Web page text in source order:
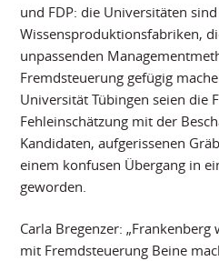
und FDP: die Universitäten
Wissensproduktionsfabriken,
unpassenden
Fremdsteuerung gefügig
Universität Tübingen seien die
Fehleinschätzung mit der
Kandidaten, aufgerissenen
einem konfusen Übergang in
geworden.
Carla Bregenzer:
mit Fremdsteuerung Beine